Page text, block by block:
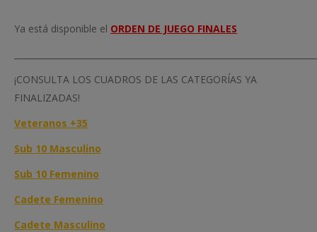
Ya está disponible el ORDEN DE JUEGO FINALES
¡CONSULTA LOS CUADROS DE LAS CATEGORÍAS YA
FINALIZADAS!
Veteranos +35
Sub 10 Masculino
Sub 10 Femenino
Cadete Femenino
Cadete Masculino